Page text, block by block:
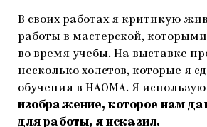
В своих работах я критикую
работы в мастерской,
во время учебы. На выставке
несколько холстов, которые я
обучения в НАОМА. Я
изображение, которое нам
для работы, я исказил.